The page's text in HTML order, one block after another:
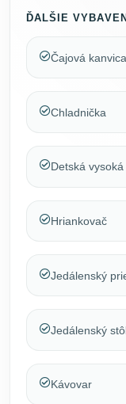
ĎALŠIE
Čajová
Chladnička
Detská
Hriankovač
Jedálenský
Jedálenský
Kávovar